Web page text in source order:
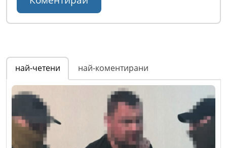
най-четени най-коментирани